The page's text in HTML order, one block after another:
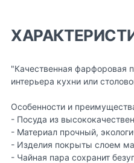
"Качественная фарфоровая
интерьера кухни или
Особенности и
- Посуда из
- Материал прочный,
- Изделия покрыты слоем
- Чайная пара сохранит